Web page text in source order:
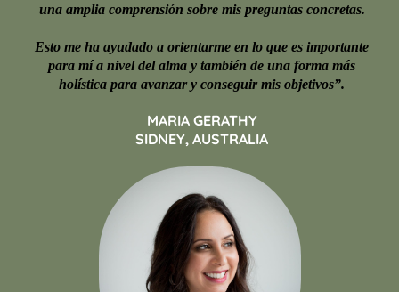
una amplia comprensión sobre mis preguntas concretas.
Esto me ha ayudado a orientarme en lo que es importante
para mí a nivel del alma y también de una forma más
holística para avanzar y conseguir mis objetivos”.
MARIA GERATHY
SIDNEY, AUSTRALIA